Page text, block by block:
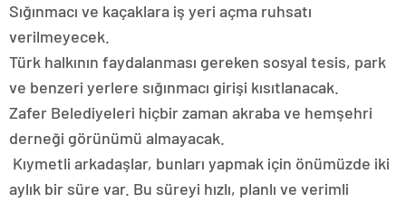
Sığınmacı ve kaçaklara iş yeri açma ruhsatı
verilmeyecek.
Türk halkının faydalanması gereken sosyal tesis, park
ve benzeri yerlere sığınmacı girişi kısıtlanacak.
Zafer Belediyeleri hiçbir zaman akraba ve hemşehri
derneği görünümü almayacak.
Kıymetli arkadaşlar, bunları yapmak için önümüzde iki
aylık bir süre var. Bu süreyi hızlı, planlı ve verimli